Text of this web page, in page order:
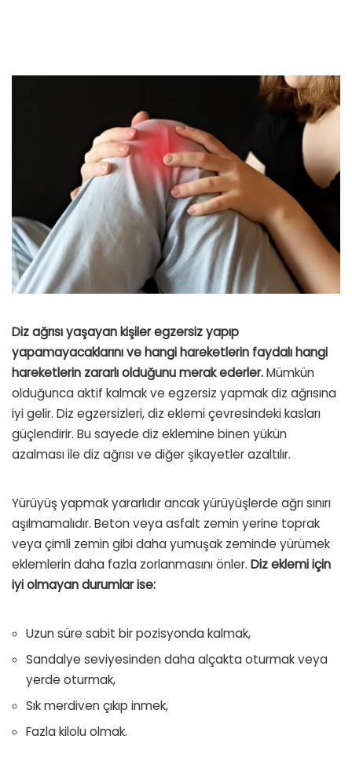
Diz ağrısı yaşayan kişiler egzersiz yapıp
yapamayacaklarını ve hangi hareketlerin faydalı hangi
hareketlerin zararlı olduğunu merak ederler.Mümkün
olduğunca aktif kalmak ve egzersiz yapmak diz ağrısına
iyi gelir. Diz egzersizleri, diz eklemi çevresindeki kasları
güçlendirir. Bu sayede diz eklemine binen yükün
azalması ile diz ağrısı ve diğer şikayetler azaltılır.
Yürüyüş yapmak yararlıdır ancak yürüyüşlerde ağrı sınırı
aşılmamalıdır. Beton veya asfalt zemin yerine toprak
veya çimli zemin gibi daha yumuşak zeminde yürümek
eklemlerin daha fazla zorlanmasını önler. Diz eklemi için
iyi olmayan durumlar ise:
Uzun süre sabit bir pozisyonda kalmak,
Sandalye seviyesinden daha alçakta oturmak veya
yerde oturmak,
Sık merdiven çıkıp inmek,
Fazla kilolu olmak.